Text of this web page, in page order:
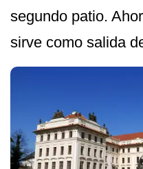
segundo patio.
sirve como salida